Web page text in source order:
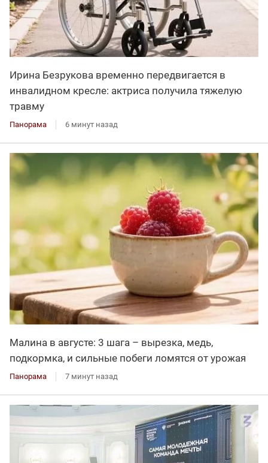
Ирина Безрукова временно передвигается в
инвалидном кресле: актриса получила тяжелую
травму
Панорама 6 минут назад
Малина в августе: 3 шага – вырезка, медь,
подкормка, и сильные побеги ломятся от урожая
Панорама 7 минут назад